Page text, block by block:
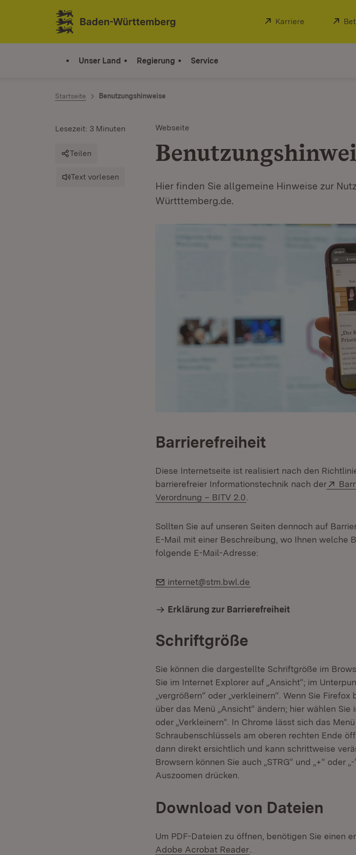
Zum Inhalt springen
Link zur Startseite
Extern:
Karriere (Öffnet in
Unser Land Regierung Service
Startseite Benutzungshinweise
Webseite
Hier finden Sie allgemeine Hinweise zur
Württtemberg.de.
Lesezeit: 3 Minuten
Teilen
Text vorlesen
Barrierefreiheit
Diese Internetseite ist realisiert nach den
barrierefreier Informationstechnik nach der
Verordnung – BITV 2.0
Sollten Sie auf unseren Seiten dennoch auf
E-Mail mit einer Beschreibung, wo Ihnen welche
folgende E-Mail-Adresse:
E-Mail:
internet@stm.bwl.de
Erklärung zur Barrierefreiheit
Schriftgröße
Sie können die dargestellte Schriftgröße im
Sie im Internet Explorer auf „Ansicht“; im
„vergrößern“ oder „verkleinern“. Wenn Sie
über das Menü „Ansicht“ ändern; hier wählen Sie
oder „Verkleinern“. In Chrome lässt sich das
Schraubenschlüssels am oberen rechten Ende
dann direkt ersichtlich und kann schrittweise
Browsern können Sie auch „STRG“ und „+“ oder
Auszoomen drücken.
Download von Dateien
Um PDF-Dateien zu öffnen, benötigen Sie einen
Adobe Acrobat Reader